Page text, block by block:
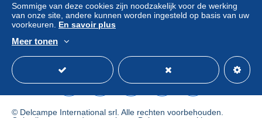
koper.
Om de termijnen voor terugzending en
terugbetaling van het item te weten,
het Delcampe-charter
Shipping after payment.
Sommige van deze cookies zijn noodzakelijk voor de werking
van onze site, andere kunnen worden ingesteld op basis van uw
voorkeuren. En savoir plus
Meer tonen
© Delcampe International srl. Alle rechten voorbehouden.